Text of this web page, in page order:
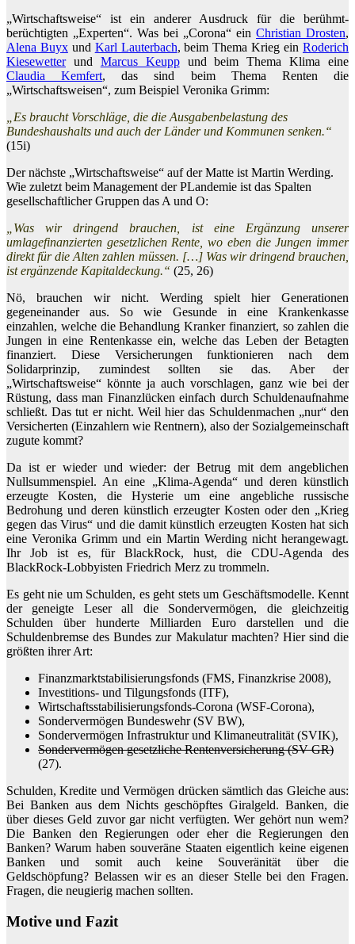
„Wirtschaftsweise“ ist ein anderer Ausdruck für die berühmt-
berüchtigten „Experten“. Was bei „Corona“ ein Christian Drosten,
Alena Buyxund Karl Lauterbach, beim Thema Krieg einRoderich
Kiesewetterund Marcus Keuppund beim Thema Klima eine
Claudia Kemfert, das sind beim Thema Renten die
„Wirtschaftsweisen“, zum Beispiel Veronika Grimm:
„Es braucht Vorschläge, die die Ausgabenbelastung des
Bundeshaushalts und auch der Länder und Kommunen senken.“
(15i)
Der nächste „Wirtschaftsweise“ auf der Matte ist Martin Werding.
Wie zuletzt beim Management der PLandemie ist das Spalten
gesellschaftlicher Gruppen das A und O:
„Was wir dringend brauchen, ist eine Ergänzung unserer
umlagefinanzierten gesetzlichen Rente, wo eben die Jungen immer
direkt für die Alten zahlen müssen. […] Was wir dringend brauchen,
ist ergänzende Kapitaldeckung.“ (25, 26)
Nö, brauchen wir nicht. Werding spielt hier Generationen
gegeneinander aus. So wie Gesunde in eine Krankenkasse
einzahlen, welche die Behandlung Kranker finanziert, so zahlen die
Jungen in eine Rentenkasse ein, welche das Leben der Betagten
finanziert. Diese Versicherungen funktionieren nach dem
Solidarprinzip, zumindest sollten sie das. Aber der
„Wirtschaftsweise“ könnte ja auch vorschlagen, ganz wie bei der
Rüstung, dass man Finanzlücken einfach durch Schuldenaufnahme
schließt. Das tut er nicht. Weil hier das Schuldenmachen „nur“ den
Versicherten (Einzahlern wie Rentnern), also der Sozialgemeinschaft
zugute kommt?
Da ist er wieder und wieder: der Betrug mit dem angeblichen
Nullsummenspiel. An eine „Klima-Agenda“ und deren künstlich
erzeugte Kosten, die Hysterie um eine angebliche russische
Bedrohung und deren künstlich erzeugter Kosten oder den „Krieg
gegen das Virus“ und die damit künstlich erzeugten Kosten hat sich
eine Veronika Grimm und ein Martin Werding nicht herangewagt.
Ihr Job ist es, für BlackRock, hust, die CDU-Agenda des
BlackRock-Lobbyisten Friedrich Merz zu trommeln.
Es geht nie um Schulden, es geht stets um Geschäftsmodelle. Kennt
der geneigte Leser all die Sondervermögen, die gleichzeitig
Schulden über hunderte Milliarden Euro darstellen und die
Schuldenbremse des Bundes zur Makulatur machten? Hier sind die
größten ihrer Art:
Finanzmarktstabilisierungsfonds (FMS, Finanzkrise 2008),
Investitions- und Tilgungsfonds (ITF),
Wirtschaftsstabilisierungsfonds-Corona (WSF-Corona),
Sondervermögen Bundeswehr (SV BW),
Sondervermögen Infrastruktur und Klimaneutralität (SVIK),
Sondervermögen gesetzliche Rentenversicherung (SV GR)
(27).
Schulden, Kredite und Vermögen drücken sämtlich das Gleiche aus:
Bei Banken aus dem Nichts geschöpftes Giralgeld. Banken, die
über dieses Geld zuvor gar nicht verfügten. Wer gehört nun wem?
Die Banken den Regierungen oder eher die Regierungen den
Banken? Warum haben souveräne Staaten eigentlich keine eigenen
Banken und somit auch keine Souveränität über die
Geldschöpfung? Belassen wir es an dieser Stelle bei den Fragen.
Fragen, die neugierig machen sollten.
Motive und Fazit